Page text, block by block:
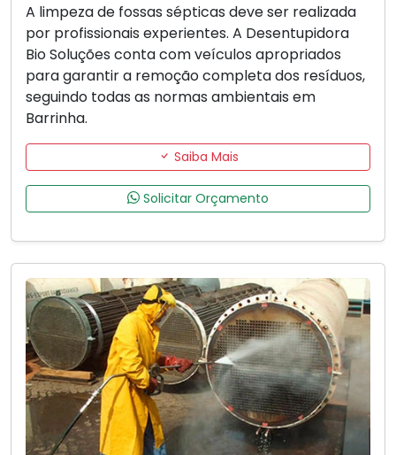
A limpeza de fossas sépticas deve ser realizada
por profissionais experientes. A Desentupidora
Bio Soluções conta com veículos apropriados
para garantir a remoção completa dos resíduos,
seguindo todas as normas ambientais em
Barrinha.
Saiba Mais
Solicitar Orçamento